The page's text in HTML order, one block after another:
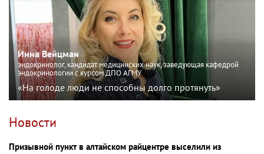
Инна Вейцман
эндокринолог, кандидат медицинских наук, заведующая кафедрой
эндокринологии с курсом ДПО АГМУ
«На голоде люди не способны долго протянуть»
Новости
Призывной пункт в алтайском райцентре выселили из